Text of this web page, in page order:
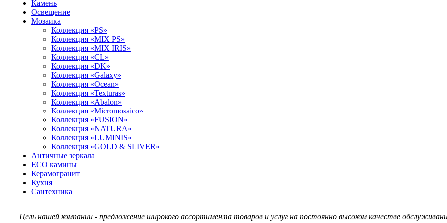
Камень
Освещение
Мозаика
Коллекция «PS»
Коллекция «MIX PS»
Коллекция «MIX IRIS»
Коллекция «CL»
Коллекция «DK»
Коллекция «Galaxy»
Коллекция «Ocean»
Коллекция «Texturas»
Коллекция «Abalon»
Коллекция «Micromosaico»
Коллекция «FUSION»
Коллекция «NATURA»
Коллекция «LUMINIS»
Коллекция «GOLD & SLIVER»
Античные зеркала
ECO камины
Керамогранит
Кухня
Сантехника
Цель нашей компании - предложение широкого ассортимента товаров и услуг на постоянно высоком качестве